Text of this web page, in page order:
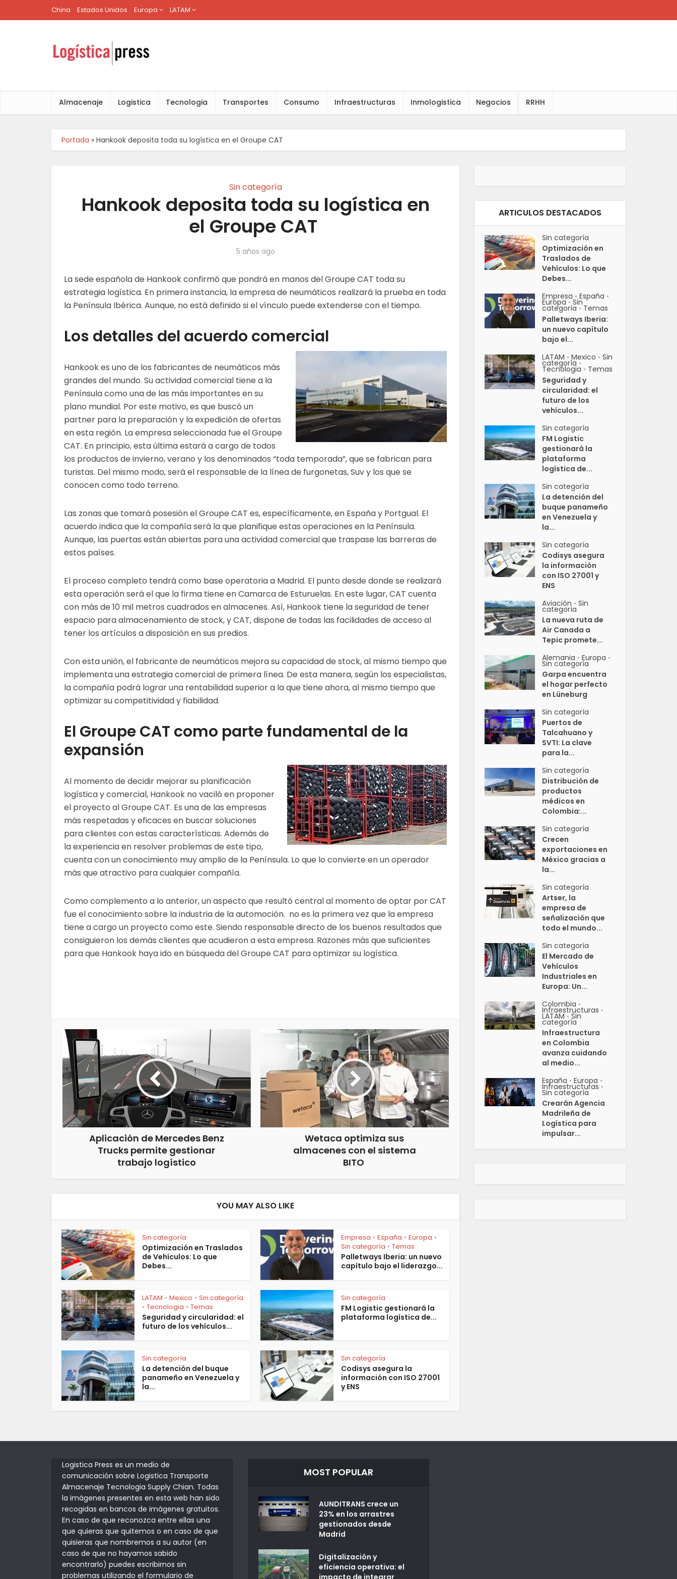
China Estados Unidos Europa LATAM
Almacenaje Logistica Tecnologia Transportes Consumo Infraestructuras Inmologistica Negocios RRHH
Portada » Hankook deposita toda su logística en el Groupe CAT
Sin categoría
Hankook deposita toda su logística en
el Groupe CAT
5 años ago
La sede española de Hankook confirmó que pondrá en manos del Groupe CAT toda su
estrategia logística. En primera instancia, la empresa de neumáticos realizará la prueba en toda
la Península Ibérica. Aunque, no está definido si el vínculo puede extenderse con el tiempo.
Los detalles del acuerdo comercial
Hankook es uno de los fabricantes de neumáticos más
grandes del mundo. Su actividad comercial tiene a la
Península como una de las más importantes en su
plano mundial. Por este motivo, es que buscó un
partner para la preparación y la expedición de ofertas
en esta región. La empresa seleccionada fue el Groupe
CAT. En principio, esta última estará a cargo de todos
los productos de invierno, verano y los denominados “toda temporada”, que se fabrican para
turistas. Del mismo modo, será el responsable de la línea de furgonetas, Suv y los que se
conocen como todo terreno.
Las zonas que tomará posesión el Groupe CAT es, específicamente, en España y Portgual. El
acuerdo indica que la compañía será la que planifique estas operaciones en la Península.
Aunque, las puertas están abiertas para una actividad comercial que traspase las barreras de
estos países.
El proceso completo tendrá como base operatoria a Madrid. El punto desde donde se realizará
esta operación será el que la firma tiene en Camarca de Esturuelas. En este lugar, CAT cuenta
con más de 10 mil metros cuadrados en almacenes. Así, Hankook tiene la seguridad de tener
espacio para almacenamiento de stock, y CAT, dispone de todas las facilidades de acceso al
tener los artículos a disposición en sus predios.
Con esta unión, el fabricante de neumáticos mejora su capacidad de stock, al mismo tiempo que
implementa una estrategia comercial de primera línea. De esta manera, según los especialistas,
la compañía podrá lograr una rentabilidad superior a la que tiene ahora, al mismo tiempo que
optimizar su competitividad y fiabilidad.
El Groupe CAT como parte fundamental de la
expansión
Al momento de decidir mejorar su planificación
logística y comercial, Hankook no vaciló en proponer
el proyecto al Groupe CAT. Es una de las empresas
más respetadas y eficaces en buscar soluciones
para clientes con estas características. Además de
la experiencia en resolver problemas de este tipo,
cuenta con un conocimiento muy amplio de la Península. Lo que lo convierte en un operador
más que atractivo para cualquier compañía.
Como complemento a lo anterior, un aspecto que resultó central al momento de optar por CAT
fue el conocimiento sobre la industria de la automoción. no es la primera vez que la empresa
tiene a cargo un proyecto como este. Siendo responsable directo de los buenos resultados que
consiguieron los demás clientes que acudieron a esta empresa. Razones más que suficientes
para que Hankook haya ido en búsqueda del Groupe CAT para optimizar su logística.
Aplicación de Mercedes Benz
Trucks permite gestionar
trabajo logístico
Wetaca optimiza sus
almacenes con el sistema
BITO
YOU MAY ALSO LIKE
Sin categoría
Optimización en Traslados
de Vehículos: Lo que
Debes...
Empresa • España • Europa •
Sin categoría • Temas
Palletways Iberia: un nuevo
capítulo bajo el liderazgo...
LATAM • Mexico • Sin categoría
• Tecnologia • Temas
Seguridad y circularidad: el
futuro de los vehículos...
Sin categoría
FM Logistic gestionará la
plataforma logística de...
Sin categoría
La detención del buque
panameño en Venezuela y
la...
Sin categoría
Codisys asegura la
información con ISO 27001
y ENS
ARTICULOS DESTACADOS
Sin categoría
Optimización en
Traslados de
Vehículos: Lo que
Debes...
Empresa • España •
Europa • Sin
categoría • Temas
Palletways Iberia:
un nuevo capítulo
bajo el...
LATAM • Mexico • Sin
categoría •
Tecnologia • Temas
Seguridad y
circularidad: el
futuro de los
vehículos...
Sin categoría
FM Logistic
gestionará la
plataforma
logística de...
Sin categoría
La detención del
buque panameño
en Venezuela y
la...
Sin categoría
Codisys asegura
la información
con ISO 27001 y
ENS
Aviación • Sin
categoría
La nueva ruta de
Air Canada a
Tepic promete...
Alemania • Europa •
Sin categoría
Garpa encuentra
el hogar perfecto
en Lüneburg
Sin categoría
Puertos de
Talcahuano y
SVTI: La clave
para la...
Sin categoría
Distribución de
productos
médicos en
Colombia:...
Sin categoría
Crecen
exportaciones en
México gracias a
la...
Sin categoría
Artser, la
empresa de
señalización que
todo el mundo...
Sin categoría
El Mercado de
Vehículos
Industriales en
Europa: Un...
Colombia •
Infraestructuras •
LATAM • Sin
categoría
Infraestructura
en Colombia
avanza cuidando
al medio...
España • Europa •
Infraestructuras •
Sin categoría
Crearán Agencia
Madrileña de
Logística para
impulsar...
Logistica Press es un medio de
comunicación sobre Logistica Transporte
Almacenaje Tecnologia Supply Chian. Todas
la imágenes presentes en esta web han sido
recogidas en bancos de imágenes gratuitos.
En caso de que reconozca entre ellas una
que quieras que quitemos o en caso de que
quisieras que nombremos a su autor (en
caso de que no hayamos sabido
encontrarlo) puedes escribirnos sin
problemas utilizando el formulario de
MOST POPULAR
AUNDITRANS crece un
23% en los arrastres
gestionados desde
Madrid
Digitalización y
eficiencia operativa: el
impacto de integrar